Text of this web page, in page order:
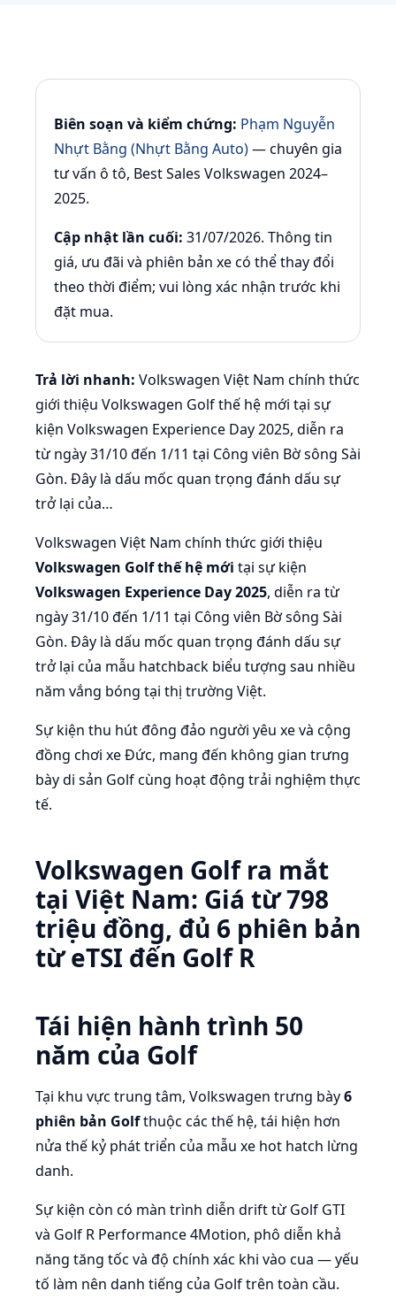
Biên soạn và kiểm chứng: Phạm Nguyễn
Nhựt Bằng (Nhựt Bằng Auto)— chuyên gia
tư vấn ô tô, Best Sales Volkswagen 2024–
2025.
Cập nhật lần cuối: 31/07/2026. Thông tin
giá, ưu đãi và phiên bản xe có thể thay đổi
theo thời điểm; vui lòng xác nhận trước khi
đặt mua.
Trả lời nhanh: Volkswagen Việt Nam chính thức
giới thiệu Volkswagen Golf thế hệ mới tại sự
kiện Volkswagen Experience Day 2025, diễn ra
từ ngày 31/10 đến 1/11 tại Công viên Bờ sông Sài
Gòn. Đây là dấu mốc quan trọng đánh dấu sự
trở lại của…
Volkswagen Việt Nam chính thức giới thiệu
Volkswagen Golf thế hệ mới tại sự kiện
Volkswagen Experience Day 2025, diễn ra từ
ngày 31/10 đến 1/11 tại Công viên Bờ sông Sài
Gòn. Đây là dấu mốc quan trọng đánh dấu sự
trở lại của mẫu hatchback biểu tượng sau nhiều
năm vắng bóng tại thị trường Việt.
Sự kiện thu hút đông đảo người yêu xe và cộng
đồng chơi xe Đức, mang đến không gian trưng
bày di sản Golf cùng hoạt động trải nghiệm thực
tế.
Volkswagen Golf ra mắt
tại Việt Nam: Giá từ 798
triệu đồng, đủ 6 phiên bản
từ eTSI đến Golf R
Tái hiện hành trình 50
năm của Golf
Tại khu vực trung tâm, Volkswagen trưng bày6
phiên bản Golfthuộc các thế hệ, tái hiện hơn
nửa thế kỷ phát triển của mẫu xe hot hatch lừng
danh.
Sự kiện còn có màn trình diễn drift từ Golf GTI
và Golf R Performance 4Motion, phô diễn khả
năng tăng tốc và độ chính xác khi vào cua — yếu
tố làm nên danh tiếng của Golf trên toàn cầu.